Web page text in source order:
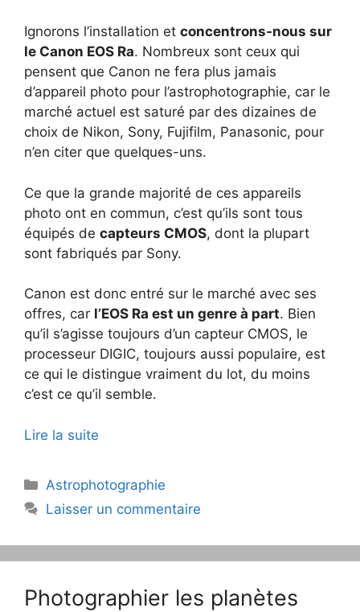
Ignorons l’installation et concentrons-nous sur
le Canon EOS Ra. Nombreux sont ceux qui
pensent que Canon ne fera plus jamais
d’appareil photo pour l’astrophotographie, car le
marché actuel est saturé par des dizaines de
choix de Nikon, Sony, Fujifilm, Panasonic, pour
n’en citer que quelques-uns.
Ce que la grande majorité de ces appareils
photo ont en commun, c’est qu’ils sont tous
équipés de capteurs CMOS, dont la plupart
sont fabriqués par Sony.
Canon est donc entré sur le marché avec ses
offres, car l’EOS Ra est un genre à part. Bien
qu’il s’agisse toujours d’un capteur CMOS, le
processeur DIGIC, toujours aussi populaire, est
ce qui le distingue vraiment du lot, du moins
c’est ce qu’il semble.
Lire la suite
Catégories
Astrophotographie
Laisser un commentaire
Photographier les planètes